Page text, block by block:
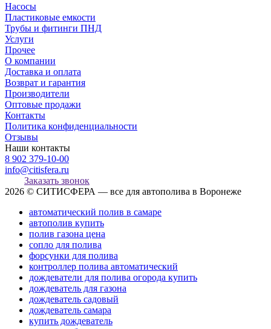
Насосы
Пластиковые емкости
Трубы и фитинги ПНД
Услуги
Прочее
О компании
Доставка и оплата
Возврат и гарантия
Производители
Оптовые продажи
Контакты
Политика конфиденциальности
Отзывы
Наши контакты
8 902 379-10-00
info@citisfera.ru
Заказать звонок
2026 © СИТИСФЕРА — все для автополива в Воронеже
автоматический полив в самаре
автополив купить
полив газона цена
сопло для полива
форсунки для полива
контроллер полива автоматический
дождеватели для полива огорода купить
дождеватель для газона
дождеватель садовый
дождеватель самара
купить дождеватель